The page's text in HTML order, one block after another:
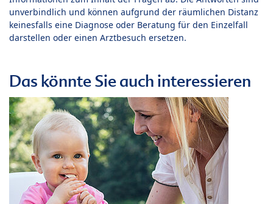
unverbindlich und können aufgrund der räumlichen Distanz
keinesfalls eine Diagnose oder Beratung für den Einzelfall
darstellen oder einen Arztbesuch ersetzen.
Das könnte Sie auch interessieren